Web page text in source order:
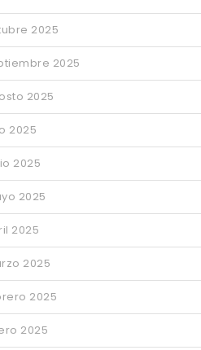
2025
2025
2025
2025
2025
2025
2025
2025
2025
2025